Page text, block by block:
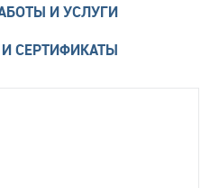
И УСЛУГИ
СЕРТИФИКАТЫ